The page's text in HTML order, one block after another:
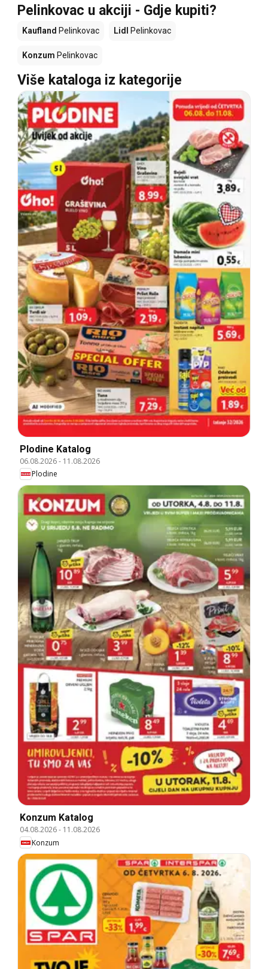
Pelinkovac u akciji - Gdje kupiti?
Kaufland Pelinkovac Lidl Pelinkovac
Konzum Pelinkovac
Više kataloga iz kategorije
Plodine Katalog
06.08.2026- 11.08.2026
Plodine
Konzum Katalog
04.08.2026- 11.08.2026
Konzum